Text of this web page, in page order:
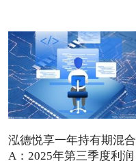
泓德悦享一年持有期混合
A：2025年第三季度利润